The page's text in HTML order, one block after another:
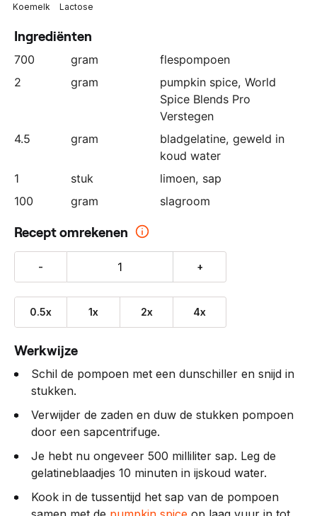
t
n
e
r
:
Koemelk Lactose
Ingrediënten
700 gram
flespompoen
2
gram
pumpkin spice, World
Spice Blends Pro
Verstegen
4.5
gram bladgelatine, geweld in
koud water
1
stuk limoen, sap
100
gram slagroom
Recept omrekenen
- +
0.5x 1x 2x 4x
Werkwijze
Schil de pompoen met een dunschiller en snijd in
stukken.
Verwijder de zaden en duw de stukken pompoen
door een sapcentrifuge.
Je hebt nu ongeveer 500 milliliter sap. Leg de
gelatineblaadjes 10 minuten in ijskoud water.
Kook in de tussentijd het sap van de pompoen